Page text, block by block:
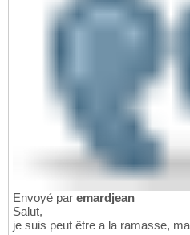
Envoyé par emardjean
Salut,
je suis peut être a la ramasse,